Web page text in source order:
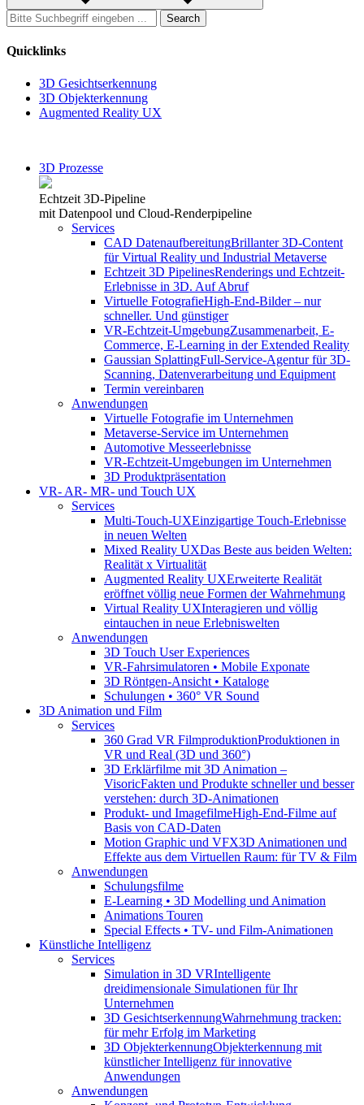
Search
for:
Quicklinks
3D Gesichtserkennung
3D Objekterkennung
Augmented Reality UX
3D Prozesse
Echtzeit 3D-Pipeline
mit Datenpool und Cloud-Renderpipeline
Services
CAD DatenaufbereitungBrillanter 3D-Content
für Virtual Reality und Industrial Metaverse
Echtzeit 3D PipelinesRenderings und Echtzeit-
Erlebnisse in 3D. Auf Abruf
Virtuelle FotografieHigh-End-Bilder – nur
schneller. Und günstiger
VR-Echtzeit-UmgebungZusammenarbeit, E-
Commerce, E-Learning in der Extended Reality
Gaussian SplattingFull-Service-Agentur für 3D-
Scanning, Datenverarbeitung und Equipment
Termin vereinbaren
Anwendungen
Virtuelle Fotografie im Unternehmen
Metaverse-Service im Unternehmen
Automotive Messeerlebnisse
VR-Echtzeit-Umgebungen im Unternehmen
3D Produktpräsentation
VR- AR- MR- und Touch UX
Services
Multi-Touch-UXEinzigartige Touch-Erlebnisse
in neuen Welten
Mixed Reality UXDas Beste aus beiden Welten:
Realität x Virtualität
Augmented Reality UXErweiterte Realität
eröffnet völlig neue Formen der Wahrnehmung
Virtual Reality UXInteragieren und völlig
eintauchen in neue Erlebniswelten
Anwendungen
3D Touch User Experiences
VR-Fahrsimulatoren • Mobile Exponate
3D Röntgen-Ansicht • Kataloge
Schulungen • 360° VR Sound
3D Animation und Film
Services
360 Grad VR FilmproduktionProduktionen in
VR und Real (3D und 360°)
3D Erklärfilme mit 3D Animation –
VisoricFakten und Produkte schneller und besser
verstehen: durch 3D-Animationen
Produkt- und ImagefilmeHigh-End-Filme auf
Basis von CAD-Daten
Motion Graphic und VFX3D Animationen und
Effekte aus dem Virtuellen Raum: für TV & Film
Anwendungen
Schulungsfilme
E-Learning • 3D Modelling und Animation
Animations Touren
Special Effects • TV- und Film-Animationen
Künstliche Intelligenz
Services
Simulation in 3D VRIntelligente
dreidimensionale Simulationen für Ihr
Unternehmen
3D GesichtserkennungWahrnehmung tracken:
für mehr Erfolg im Marketing
3D ObjekterkennungObjekterkennung mit
künstlicher Intelligenz für innovative
Anwendungen
Anwendungen